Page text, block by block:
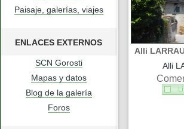
Paisaje, galerías, viajes
ENLACES EXTERNOS
SCN Gorosti
Mapas y datos
Blog de la galería
Foros
Alli
Alli